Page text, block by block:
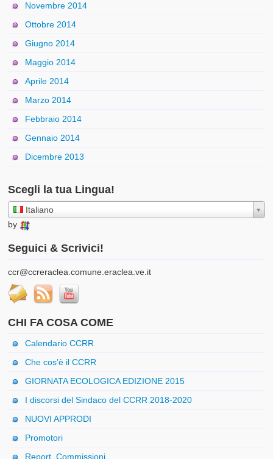
Novembre 2014
Ottobre 2014
Giugno 2014
Maggio 2014
Aprile 2014
Marzo 2014
Febbraio 2014
Gennaio 2014
Dicembre 2013
Scegli la tua Lingua!
Italiano
by
Seguici & Scrivici!
ccr@ccreraclea.comune.eraclea.ve.it
CHI FA COSA COME
Calendario CCRR
Che cos’è il CCRR
GIORNATA ECOLOGICA EDIZIONE 2015
I discorsi del Sindaco del CCRR 2018-2020
NUOVI APPRODI
Promotori
Report_Commissioni